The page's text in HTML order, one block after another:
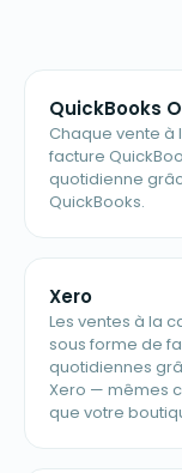
QuickBooks
Chaque vente à
facture
quotidienne
QuickBooks.
Xero
Les ventes à la
sous forme de
quotidiennes
Xero — mêmes
que votre